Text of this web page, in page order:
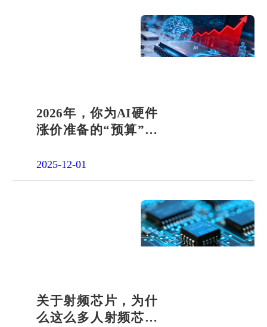
开发
社会责任
招贤纳士
2026年，你为AI硬件
涨价准备的“预算”可
2025-12-01
关于射频芯片，为什
么这么多人射频芯片